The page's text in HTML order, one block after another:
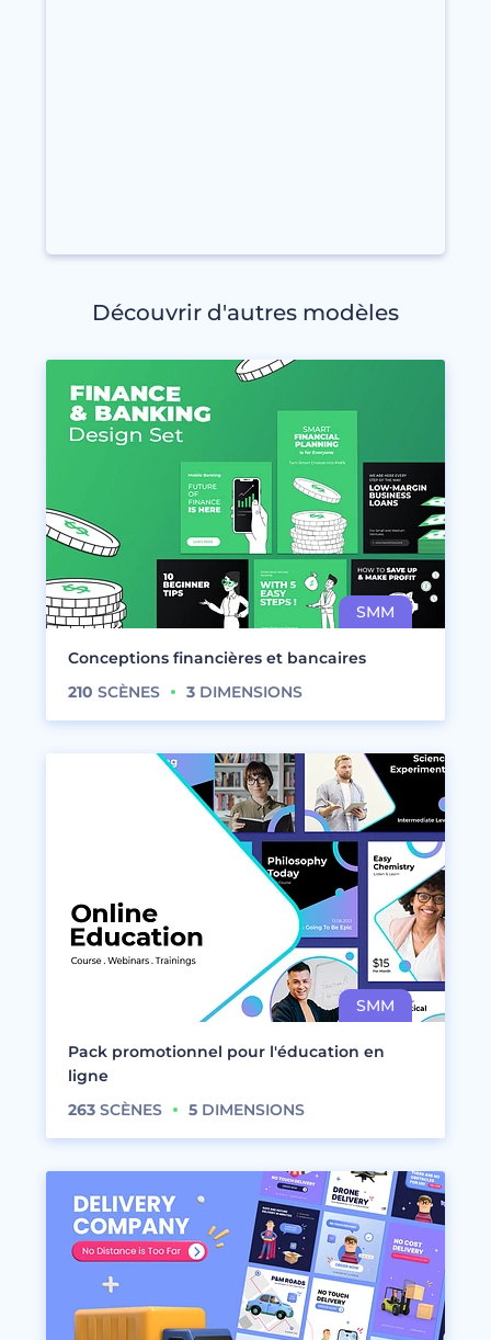
Découvrir d'autres modèles
Conceptions financières et bancaires
210 SCÈNES 3 DIMENSIONS
Pack promotionnel pour l'éducation en
ligne
263 SCÈNES 5 DIMENSIONS